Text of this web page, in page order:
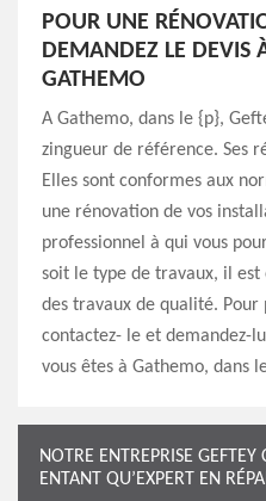
POUR UNE
DEMANDEZ LE DEVIS
GATHEMO
A Gathemo, dans le {p},
zingueur de référence. Ses
Elles sont conformes aux
une rénovation de vos
professionnel à qui vous
soit le type de travaux, il
des travaux de qualité. Pour
contactez- le et demandez-
vous êtes à Gathemo, dans
NOTRE ENTREPRISE
ENTANT QU’EXPERT EN